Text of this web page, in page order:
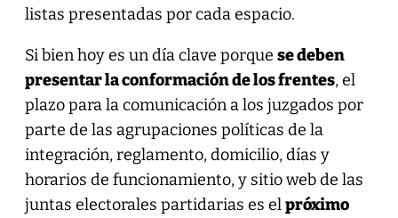
listas presentadas por cada espacio.
Si bien hoy es un día clave porque se deben
presentar la conformación de los frentes, el
plazo para la comunicación a los juzgados por
parte de las agrupaciones políticas de la
integración, reglamento, domicilio, días y
horarios de funcionamiento, y sitio web de las
juntas electorales partidarias es elpróximo